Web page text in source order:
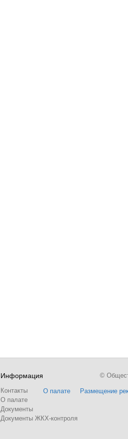
Информация
Контакты
О палате
Документы
Документы ЖКХ-контроля
О палате Размещение
©